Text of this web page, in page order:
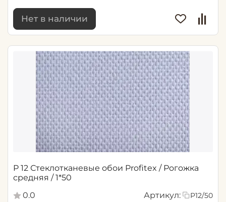
Нет в наличии
P 12 Стеклотканевые обои Profitex / Рогожка
средняя / 1*50
0.0
Артикул: P12/50